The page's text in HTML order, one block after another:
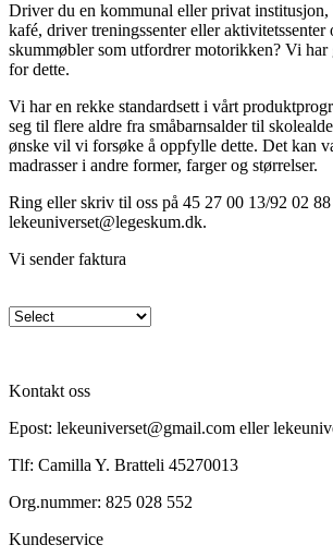
Driver du en kommunal eller privat institusjon,
kafé, driver treningssenter eller aktivitetssenter
skummøbler som utfordrer motorikken? Vi har
for dette.
Vi har en rekke standardsett i vårt
seg til flere aldre fra småbarnsalder til
ønske vil vi forsøke å oppfylle dette. Det kan
madrasser i andre former, farger og størrelser.
Ring eller skriv til oss på 45 27 00 13/92 02
lekeuniverset@legeskum.dk.
Vi sender faktura
Kontakt oss
Epost: lekeuniverset@gmail.com eller
Tlf: Camilla Y. Bratteli 45270013
Org.nummer: 825 028 552
Kundeservice